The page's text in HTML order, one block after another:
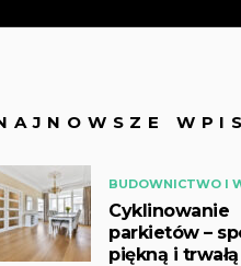
BUDOWNICTWO I
Cyklinowanie
parkietów –
piękną i